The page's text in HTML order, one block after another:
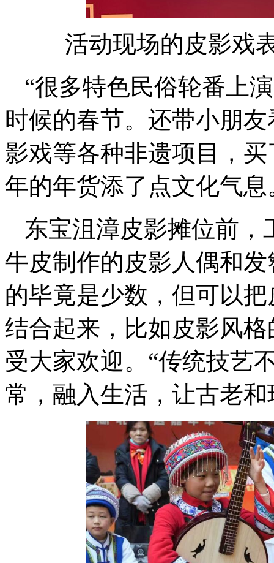
活动现场的皮影戏
“很多特色民俗轮番上
时候的春节。还带小朋
影戏等各种非遗项目，
年的年货添了点文化气
东宝沮漳皮影摊位前
牛皮制作的皮影人偶和
的毕竟是少数，但可以
结合起来，比如皮影风
受大家欢迎。“传统技艺
常，融入生活，让古老